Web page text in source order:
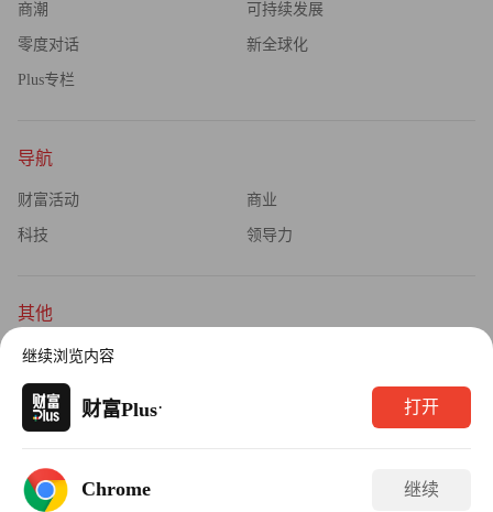
商潮 可持续发展
零度对话 新全球化
Plus专栏
导航
财富活动 商业
科技 领导力
其他
杂志订阅
隐私政策
Copyright © 2026财富媒体知识产权有限公司
版权所有，未经书面许可，任何机构不得转载
继续浏览内容
财富Plus· 打开
Chrome 继续